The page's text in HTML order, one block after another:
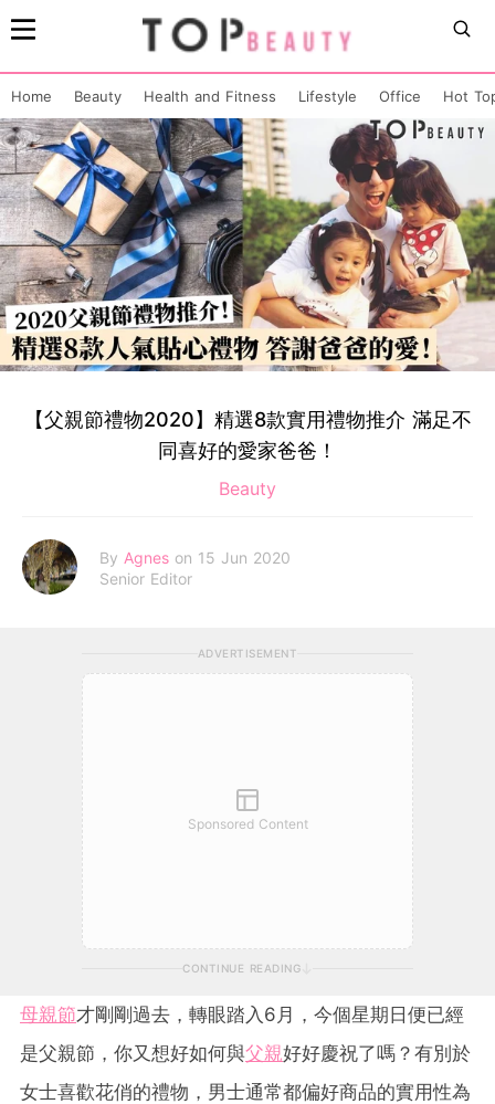
Home Beauty Health and Fitness Lifestyle Office Hot
【父親節禮物2020】精選8款實用禮物推介 滿足不
同喜好的愛家爸爸！
Beauty
By Agnes on 15 Jun 2020
Senior Editor
ADVERTISEMENT
Sponsored Content
CONTINUE READING
母親節才剛剛過去，轉眼踏入6月，今個星期日便已經
是父親節，你又想好如何與父親好好慶祝了嗎？有別於
女士喜歡花俏的禮物，男士通常都偏好商品的實用性為